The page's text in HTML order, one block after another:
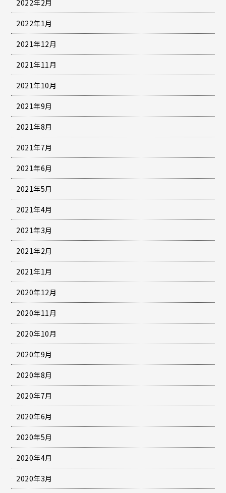
2022年2月
2022年1月
2021年12月
2021年11月
2021年10月
2021年9月
2021年8月
2021年7月
2021年6月
2021年5月
2021年4月
2021年3月
2021年2月
2021年1月
2020年12月
2020年11月
2020年10月
2020年9月
2020年8月
2020年7月
2020年6月
2020年5月
2020年4月
2020年3月